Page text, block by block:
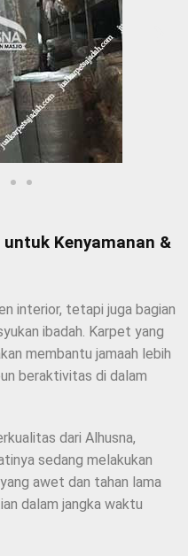
Kenyamanan &
interior, tetapi juga bagian
ibadah. Karpet yang
membantu jamaah lebih
beraktivitas di dalam
dari Alhusna,
sedang melakukan
awet dan tahan lama
dalam jangka waktu